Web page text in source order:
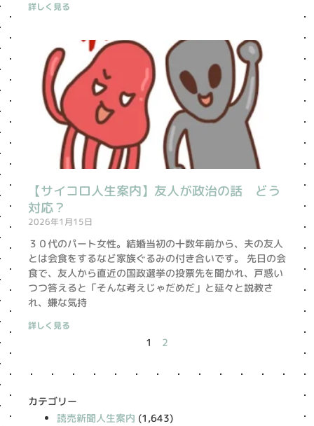
詳しく見る
【サイコロ人生案内】友人が政治の話 どう
対応？
2026年1月15日
３０代のパート女性。結婚当初の十数年前から、夫の友人
とは会食をするなど家族ぐるみの付き合いです。 先日の会
食で、友人から直近の国政選挙の投票先を聞かれ、戸惑い
つつ答えると「そんな考えじゃだめだ」と延々と説教さ
れ、嫌な気持
詳しく見る
1 2
カテゴリー
読売新聞人生案内 (1,643)